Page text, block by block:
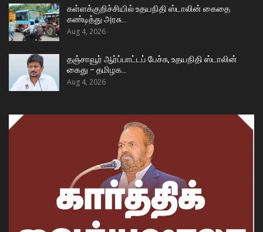
கள்ளக்குறிச்சியில் உதயநிதி ஸ்டாலின் கைதை
கண்டித்து அரசு…
Aug 4, 2026
தஞ்சாவூர் ஆர்ப்பாட்டப் பேச்சு, உதயநிதி ஸ்டாலின்
கைது – தமிழக…
Aug 4, 2026